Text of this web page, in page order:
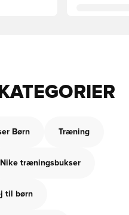
Børn Træning
Nike træningsbukser
til børn